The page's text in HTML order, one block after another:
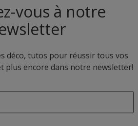
vous à notre
déco, tutos pour réussir tous vos
plus encore dans notre newsletter!